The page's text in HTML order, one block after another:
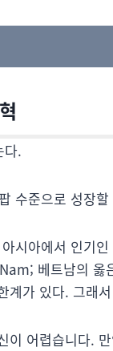
다.
수준으로 성장
시아에서 인기
베트남의 옳
계가 있다. 그래
이 어렵습니다.